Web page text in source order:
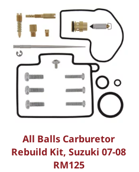
All Balls Carburetor
Rebuild Kit, Suzuki 07-08
RM125